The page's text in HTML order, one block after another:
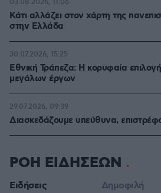
Κάτι αλλάζει στον χάρτη της
στην Ελλάδα
03.08.2026, 11:06
Εθνική Τράπεζα: Η κορυφαία
μεγάλων έργων
30.07.2026, 15:25
Διασκεδάζουμε υπεύθυνα,
29.07.2026, 09:39
ΡΟΗ ΕΙΔΗΣΕΩΝ
Ειδήσεις Δημοφιλή